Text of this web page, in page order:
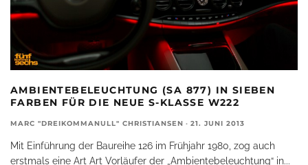
AMBIENTEBELEUCHTUNG (SA 877) IN SIEBEN
FARBEN FÜR DIE NEUE S-KLASSE W222
MARC "DREIKOMMANULL" CHRISTIANSEN · 21. JUNI 2013
Mit Einführung der Baureihe 126 im Frühjahr 1980, zog auch
erstmals eine Art Art Vorläufer der „Ambientebeleuchtung“ in...